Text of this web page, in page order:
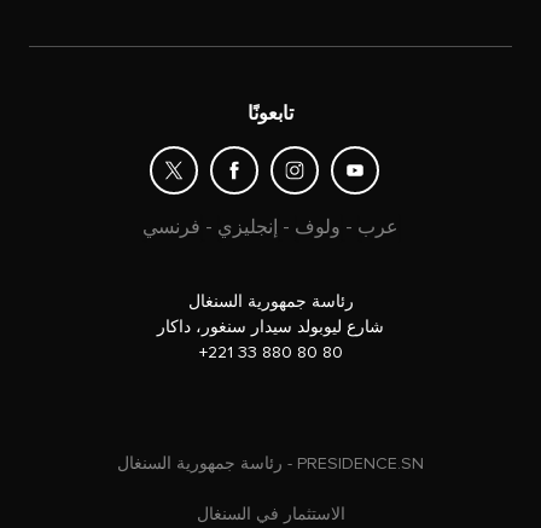
تابعونًا
فرنسي - إنجليزي - ولوف - عرب
رئاسة جمهورية السنغال
شارع ليوبولد سيدار سنغور، داكار
+221 33 880 80 80
رئاسة جمهورية السنغال - PRESIDENCE.SN
الاستثمار في السنغال